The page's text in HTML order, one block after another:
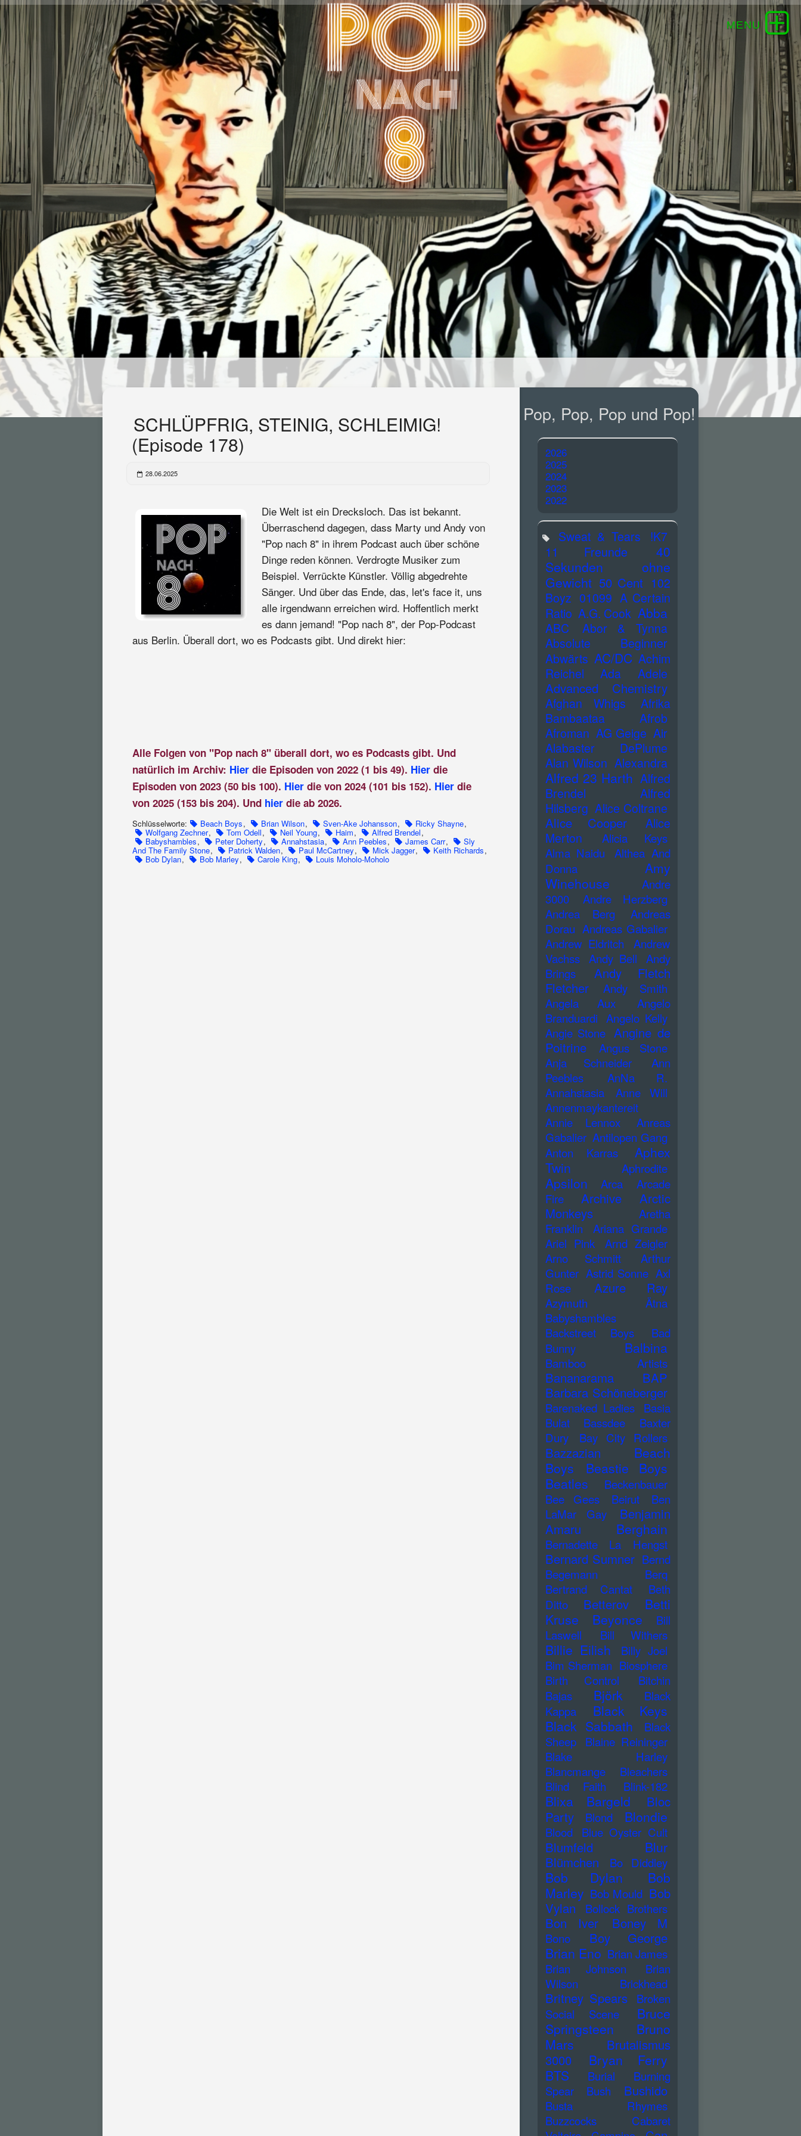
SCHLÜPFRIG, STEINIG, SCHLEIMIG!
(Episode 178)
28.06.2025
Die Welt ist ein Drecksloch. Das ist bekannt.
Überraschend dagegen, dass Marty und Andy von
"Pop nach 8" in ihrem Podcast auch über schöne
Dinge reden können. Verdrogte Musiker zum
Beispiel. Verrückte Künstler. Völlig abgedrehte
Sänger. Und über das Ende, das, let's face it, uns
alle irgendwann erreichen wird. Hoffentlich merkt
es dann jemand! "Pop nach 8", der Pop-Podcast
aus Berlin. Überall dort, wo es Podcasts gibt. Und direkt hier:
Alle Folgen von "Pop nach 8" überall dort, wo es Podcasts gibt. Und
natürlich im Archiv: Hier die Episoden von 2022 (1 bis 49). Hier die
Episoden von 2023 (50 bis 100). Hier die von 2024 (101 bis 152). Hier die
von 2025 (153 bis 204). Und hier die ab 2026.
Schlüsselworte: Beach Boys, Brian Wilson, Sven-Ake Johansson, Ricky Shayne,
Wolfgang Zechner, Tom Odell, Neil Young, Haim, Alfred Brendel,
Babyshambles, Peter Doherty, Annahstasia, Ann Peebles, James Carr, Sly
And The Family Stone, Patrick Walden, Paul McCartney, Mick Jagger, Keith Richards,
Bob Dylan, Bob Marley, Carole King, Louis Moholo-Moholo
Pop, Pop, Pop und Pop!
2026
2025
2024
2023
2022
Sweat & Tears
!K7
11 Freunde
40
Sekunden ohne
Gewicht 50 Cent 102
Boyz 01099 A Certain
Ratio A.G. Cook Abba
ABC
Abor & Tynna
Absolute Beginner
Abwärts AC/DC Achim
Reichel
Ada Adele
Advanced Chemistry
Afghan Whigs
Afrika
Bambaataa
Afrob
Afroman AG Geige Air
Alabaster DePlume
Alan Wilson Alexandra
Alfred 23 Harth Alfred
Brendel
Alfred
Hilsberg Alice Coltrane
Alice Cooper
Alice
Merton
Alicia Keys
Alma Naidu
Althea And
Donna
Amy
Winehouse
Andre
3000
Andre Herzberg
Andrea Berg
Andreas
Dorau Andreas Gabalier
Andrew Eldritch
Andrew
Vachss Andy Bell
Andy
Brings
Andy Fletch
Fletcher
Andy Smith
Angela Aux
Angelo
Branduardi Angelo Kelly
Angie Stone Angine de
Poitrine
Angus Stone
Anja Schneider
Ann
Peebles
AnNa R.
Annahstasia
Anne Will
Annenmaykantereit
Annie Lennox
Anreas
Gabalier Antilopen Gang
Anton Karras
Aphex
Twin
Aphrodite
Apsilon Arca
Arcade
Fire
Archive
Arctic
Monkeys
Aretha
Franklin
Ariana Grande
Ariel Pink
Arnd Zeigler
Arno Schmitt
Arthur
Gunter Astrid Sonne Axl
Rose
Azure Ray
Azymuth
Ätna
Babyshambles
Backstreet Boys
Bad
Bunny
Balbina
Bamboo Artists
Bananarama
BAP
Barbara Schöneberger
Barenaked Ladies
Basia
Bulat
Bassdee
Baxter
Dury
Bay City Rollers
Bazzazian
Beach
Boys
Beastie Boys
Beatles
Beckenbauer
Bee Gees
Beirut
Ben
LaMar Gay
Benjamin
Amaru
Berghain
Bernadette La Hengst
Bernard Sumner Bernd
Begemann
Berq
Bertrand Cantat
Beth
Ditto
Betterov
Betti
Kruse
Beyonce
Bill
Laswell
Bill Withers
Billie Eilish
Billy Joel
Bim Sherman Biosphere
Birth Control
Bitchin
Bajas
Björk
Black
Kappa
Black Keys
Black Sabbath
Black
Sheep
Blaine Reininger
Blake Harley
Blancmange
Bleachers
Blind Faith
Blink-182
Blixa Bargeld
Bloc
Party
Blond Blondie
Blood Blue Oyster Cult
Blumfeld Blur
Blümchen Bo Diddley
Bob Dylan
Bob
Marley Bob Mould Bob
Vylan
Bollock Brothers
Bon Iver Boney M
Bono Boy George
Brian Eno Brian James
Brian Johnson
Brian
Wilson
Brickhead
Britney Spears
Broken
Social Scene
Bruce
Springsteen
Bruno
Mars
Brutalismus
3000
Bryan Ferry
BTS
Burial
Burning
Spear
Bush Bushido
Busta Rhymes
Buzzcocks
Cabaret